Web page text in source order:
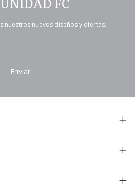
nuestros nuevos diseños y ofertas.